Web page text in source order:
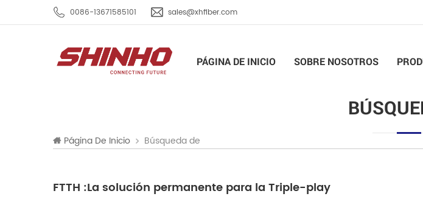
0086-13671585101 sales@xhfiber.com
PÁGINA DE INICIO SOBRE NOSOTROS
Página De Inicio Búsqueda de
FTTH :La solución permanente para la Triple-play